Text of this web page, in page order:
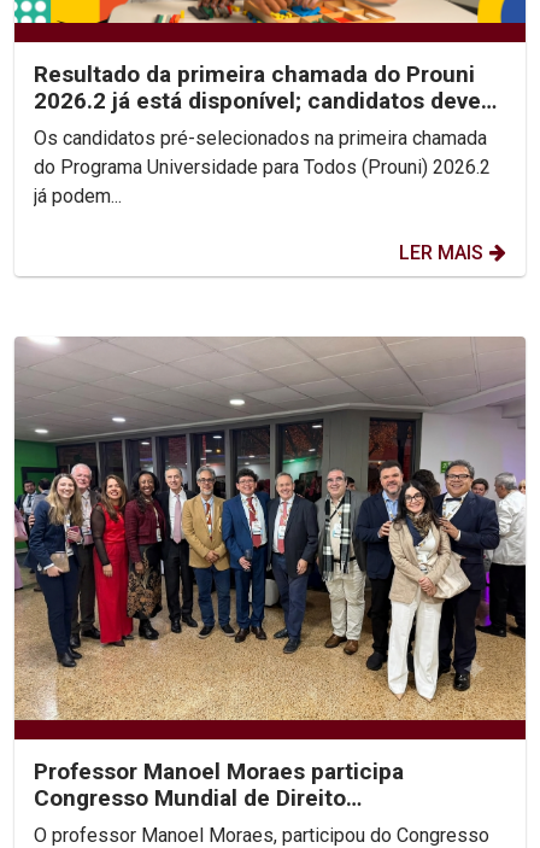
Resultado da primeira chamada do Prouni
2026.2 já está disponível; candidatos devem
enviar...
Os candidatos pré-selecionados na primeira chamada
do Programa Universidade para Todos (Prouni) 2026.2
já podem...
LER MAIS
Professor Manoel Moraes participa
Congresso Mundial de Direito
Constitucional, na Colômbia.
O professor Manoel Moraes, participou do Congresso